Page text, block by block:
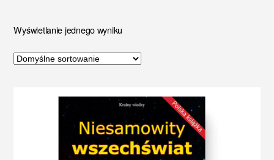
Wyświetlanie jednego wyniku